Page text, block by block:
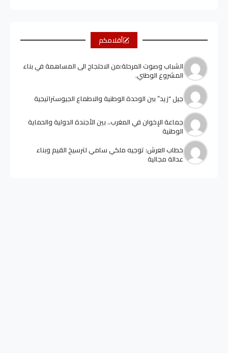
أقلامكم
الشباب وصوت المرحلة:من الاحتجاج الى المساهمة في بناء
المشروع الوطني.
جيل “زيد” ببن الوحدة الوطنية والاطماع الجيوستراتيجية
جماعة الإخوان في المغرب.. بين الأجندة الدولية والحماية
الوطنية
خطاب العرش: توجيه ملكي سامي لترسيخ القيم وبناء
عدالة مجالية